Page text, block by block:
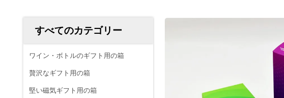
すべてのカテゴリー
ワイン・ボトルのギフト用の箱
贅沢なギフト用の箱
堅い磁気ギフト用の箱